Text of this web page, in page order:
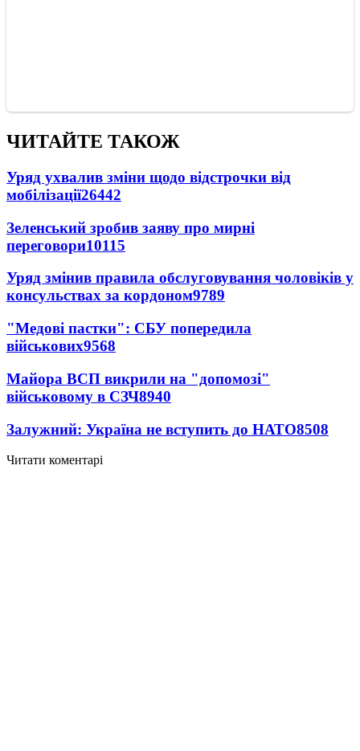
ЧИТАЙТЕ ТАКОЖ
Уряд ухвалив зміни щодо відстрочки від
мобілізації26442
Зеленський зробив заяву про мирні
переговори10115
Уряд змінив правила обслуговування чоловіків у
консульствах за кордоном9789
"Медові пастки": СБУ попередила
військових9568
Майора ВСП викрили на "допомозі"
військовому в СЗЧ8940
Залужний: Україна не вступить до НАТО8508
Читати коментарі